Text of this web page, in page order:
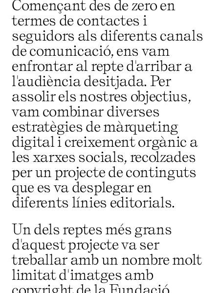
Començant des de zero en
termes de contactes i
seguidors als diferents canals
de comunicació, ens vam
enfrontar al repte d'arribar a
l'audiència desitjada. Per
assolir els nostres objectius,
vam combinar diverses
estratègies de màrqueting
digital i creixement orgànic a
les xarxes socials, recolzades
per un projecte de continguts
que es va desplegar en
diferents línies editorials.
Un dels reptes més grans
d'aquest projecte va ser
treballar amb un nombre molt
limitat d'imatges amb